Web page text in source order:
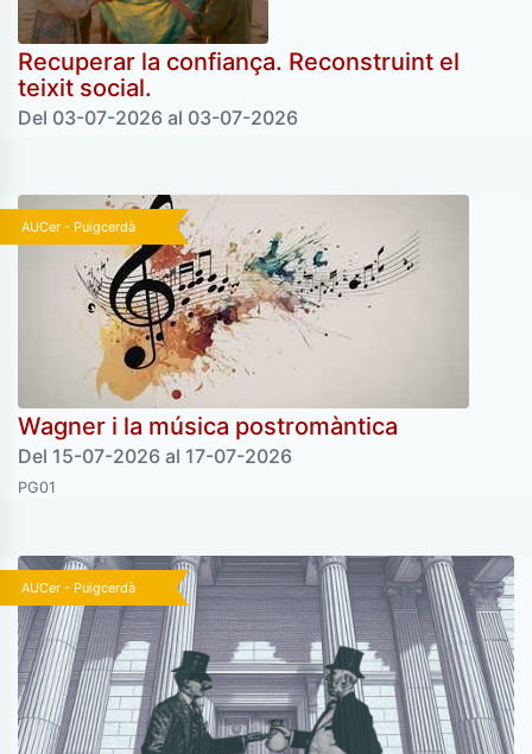
Recuperar la confiança. Reconstruint el
teixit social.
Del 03-07-2026 al 03-07-2026
AUCer - Puigcerdà
Wagner i la música postromàntica
Del 15-07-2026 al 17-07-2026
PG01
AUCer - Puigcerdà